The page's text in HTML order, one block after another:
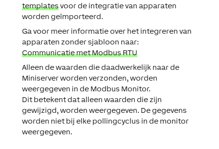
templatesvoor de integratie van apparaten
worden geïmporteerd.
Ga voor meer informatie over het integreren van
apparaten zonder sjabloon naar:
Communicatie met Modbus RTU
Alleen de waarden die daadwerkelijk naar de
Miniserver worden verzonden, worden
weergegeven in de Modbus Monitor.
Dit betekent dat alleen waarden die zijn
gewijzigd, worden weergegeven. De gegevens
worden niet bij elke pollingcyclus in de monitor
weergegeven.